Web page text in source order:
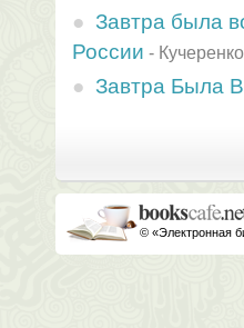
Завтра была
России -
Завтра Была
© «Электронная